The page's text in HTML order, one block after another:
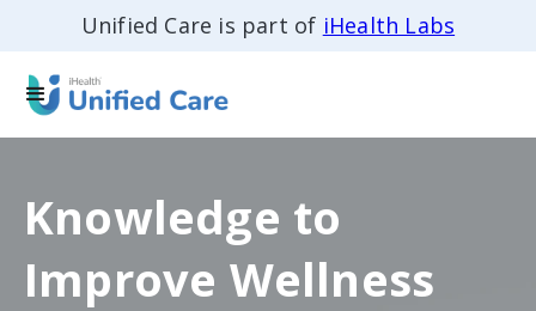
Unified Care is part of iHealth Labs
Knowledge to
Improve Wellness